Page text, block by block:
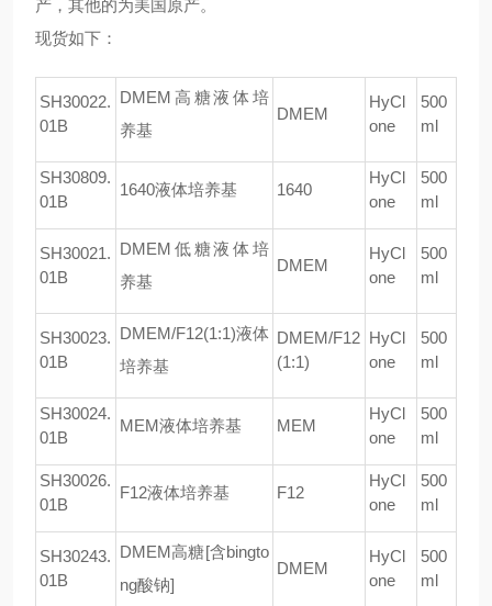
产，其他的为美国原产。
现货如下：
SH30022.
01B
DMEM 高糖液体培
养基
DMEM
HyCl
one
500
ml
SH30809.
01B
1640液体培养基 1640
HyCl
one
500
ml
SH30021.
01B
DMEM 低糖液体培
养基
DMEM
HyCl
one
500
ml
SH30023.
01B
DMEM/F12(1:1)液体
培养基
DMEM/F12
(1:1)
HyCl
one
500
ml
SH30024.
01B
MEM液体培养基 MEM
HyCl
one
500
ml
SH30026.
01B
F12液体培养基 F12
HyCl
one
500
ml
SH30243.
01B
DMEM高糖[含bingto
ng酸钠]
DMEM
HyCl
one
500
ml